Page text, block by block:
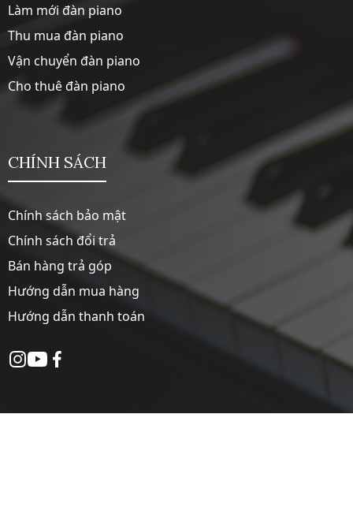
Làm mới đàn piano
Thu mua đàn piano
Vận chuyển đàn piano
Cho thuê đàn piano
CHÍNH SÁCH
Chính sách bảo mật
Chính sách đổi trả
Bán hàng trả góp
Hướng dẫn mua hàng
Hướng dẫn thanh toán